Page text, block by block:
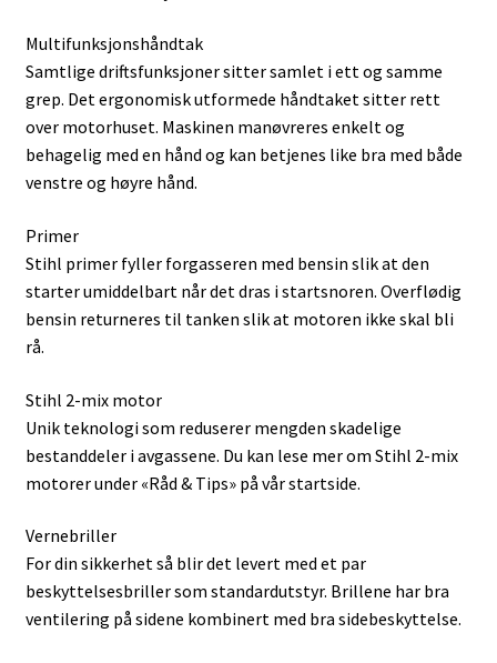
Multifunksjonshåndtak
Samtlige driftsfunksjoner sitter samlet i ett og samme
grep. Det ergonomisk utformede håndtaket sitter rett
over motorhuset. Maskinen manøvreres enkelt og
behagelig med en hånd og kan betjenes like bra med både
venstre og høyre hånd.
Primer
Stihl primer fyller forgasseren med bensin slik at den
starter umiddelbart når det dras i startsnoren. Overflødig
bensin returneres til tanken slik at motoren ikke skal bli
rå.
Stihl 2-mix motor
Unik teknologi som reduserer mengden skadelige
bestanddeler i avgassene. Du kan lese mer om Stihl 2-mix
motorer under «Råd & Tips» på vår startside.
Vernebriller
For din sikkerhet så blir det levert med et par
beskyttelsesbriller som standardutstyr. Brillene har bra
ventilering på sidene kombinert med bra sidebeskyttelse.